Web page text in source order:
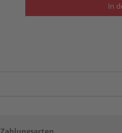
In
Zahlungsarten